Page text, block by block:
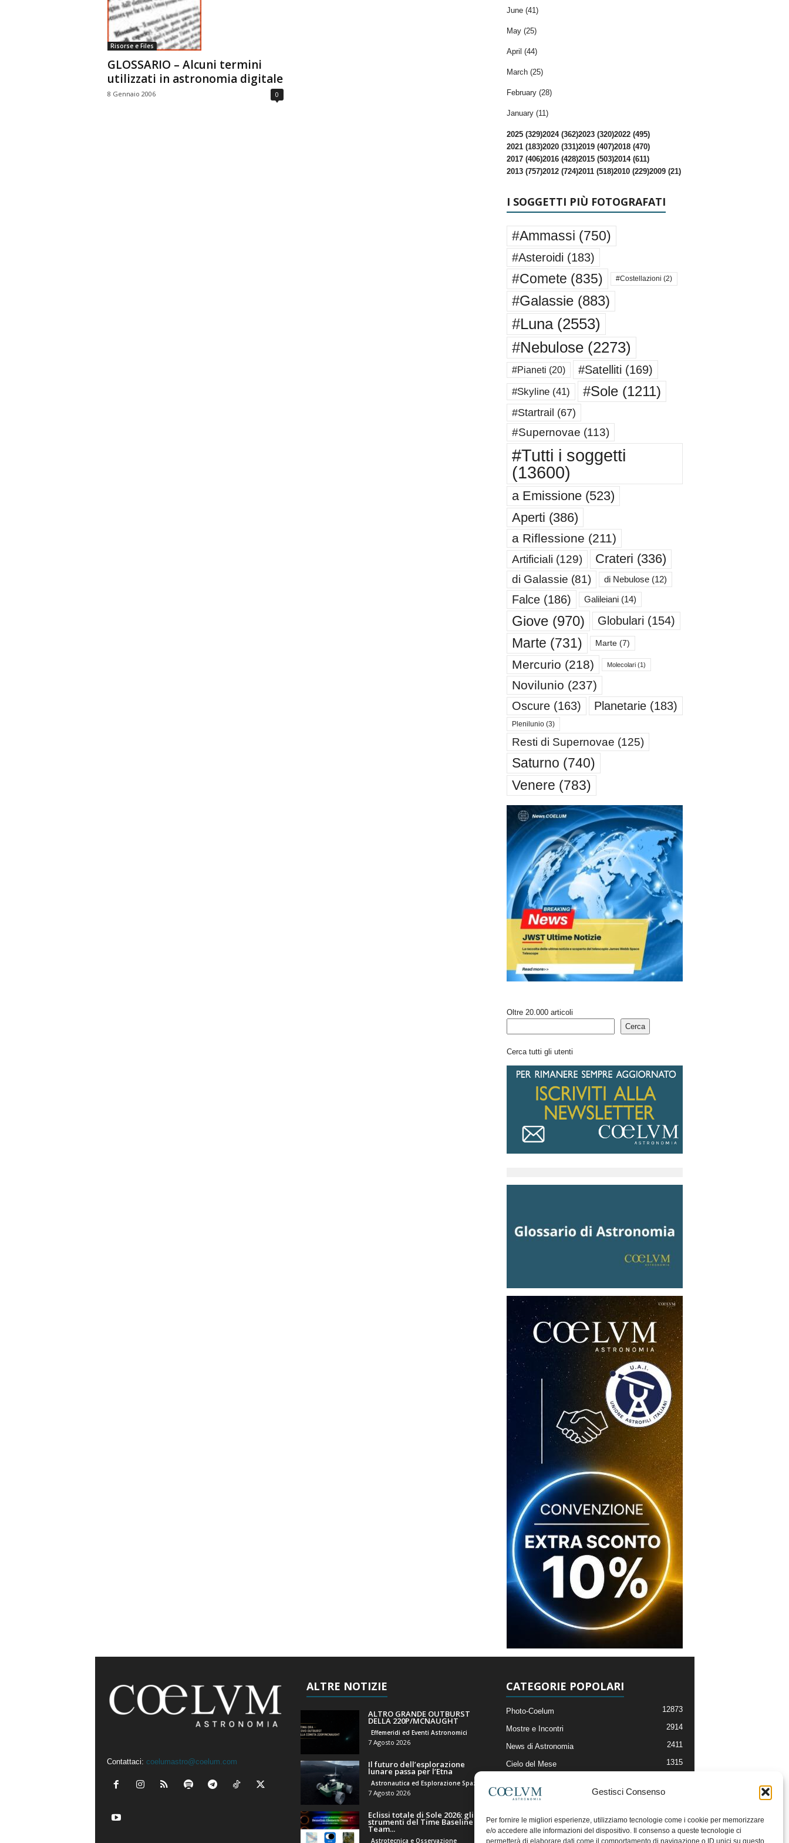
Gestisci Consenso
Per fornire le migliori esperienze, utilizziamo tecnologie come i cookie per memorizzare
e/o accedere alle informazioni del dispositivo. Il consenso a queste tecnologie ci
permetterà di elaborare dati come il comportamento di navigazione o ID unici su questo
a
Risorse e Files
GLOSSARIO – Alcuni termini
utilizzati in astronomia digitale
8 Gennaio 2006 0
June (41)
May (25)
April (44)
March (25)
February (28)
January (11)
2025 (329)2024 (362)2023 (320)2022 (495)
2021 (183)2020 (331)2019 (407)2018 (470)
2017 (406)2016 (428)2015 (503)2014 (611)
2013 (757)2012 (724)2011 (518)2010 (229)2009 (21)
I SOGGETTI PIÙ FOTOGRAFATI
#Ammassi (750)
#Asteroidi (183)
#Comete (835) #Costellazioni (2)
#Galassie(883)
#Luna(2553)
#Nebulose(2273)
#Pianeti (20) #Satelliti (169)
#Skyline(41) #Sole(1211)
#Startrail (67)
#Supernovae (113)
#Tutti i soggetti
(13600)
a Emissione(523)
Aperti (386)
a Riflessione (211)
Artificiali (129) Crateri (336)
di Galassie (81) di Nebulose(12)
Falce(186) Galileiani(14)
Giove(970) Globulari (154)
Marte (731) Marte(7)
Mercurio (218) Molecolari(1)
Novilunio (237)
Oscure(163) Planetarie(183)
Plenilunio(3)
Resti di Supernovae (125)
Saturno (740)
Venere (783)
Oltre 20.000 articoli
Cerca
Cerca tutti gli utenti
Contattaci: coelumastro@coelum.com
ALTRE NOTIZIE
ALTRO GRANDE OUTBURST
DELLA 220P/MCNAUGHT
Effemeridi ed Eventi Astronomici
7 Agosto 2026
Il futuro dell’esplorazione
lunare passa per l’Etna
7 Agosto 2026
Eclissi totale di Sole 2026: gli
strumenti del Time Baseline
Team...
Astrotecnica e Osservazione
CATEGORIE POPOLARI
Photo-Coelum 12873
Mostre e Incontri 2914
News di Astronomia 2411
Cielo del Mese 1315
Articoli e Risorse On-Line
Il Blog della Redazione